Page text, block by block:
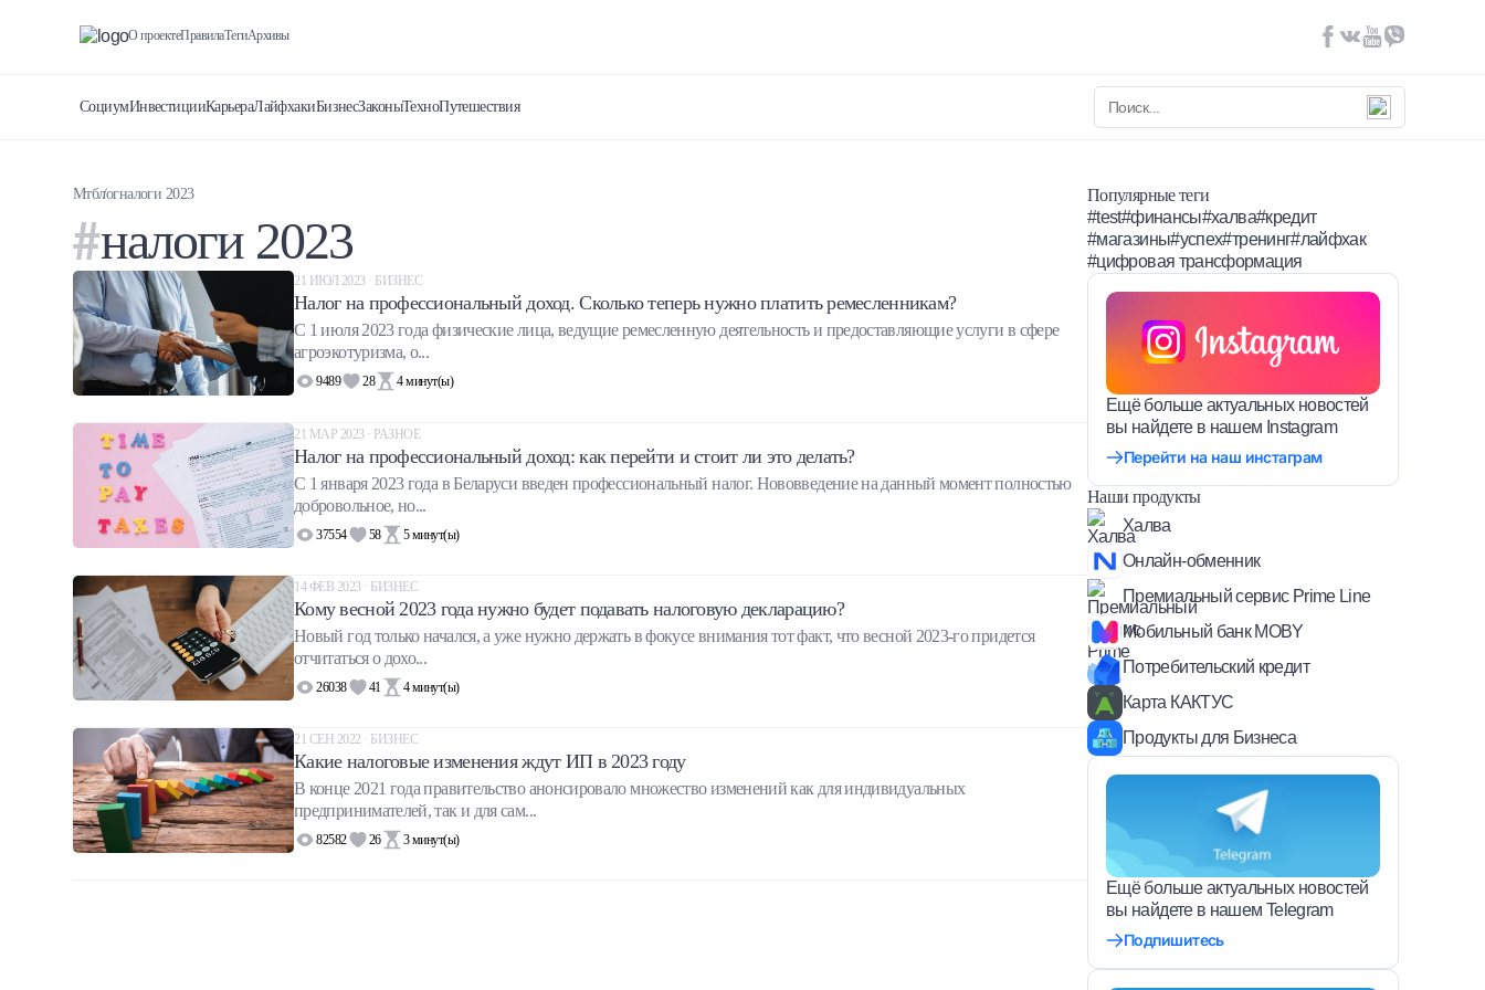
О проектеПравилаТегиАрхивы
СоциумИнвестицииКарьераЛайфхакиБизнесЗаконыТехноПутешествия
Халва
Онлайн-обменник
Премиальный сервис Prime Line
Мобильный банк MOBY
Потребительский кредит
Карта КАКТУС
Продукты для Бизнеса
Мтблогналоги 2023
налоги 2023
21 ИЮЛ 2023 · БИЗНЕС
Налог на профессиональный доход. Сколько теперь нужно платить ремесленникам?
С 1 июля 2023 года физические лица, ведущие ремесленную деятельность и предоставляющие услуги в сфере
агроэкотуризма, о...
9489 28 4минут(ы)
21 МАР 2023 · РАЗНОЕ
Налог на профессиональный доход: как перейти и стоит ли это делать?
С 1 января 2023 года в Беларуси введен профессиональный налог. Нововведение на данный момент полностью
добровольное, но...
37554 58 5 минут(ы)
14 ФЕВ 2023 · БИЗНЕС
Кому весной 2023 года нужно будет подавать налоговую декларацию?
Новый год только начался, а уже нужно держать в фокусе внимания тот факт, что весной 2023-го придется
отчитаться о дохо...
26038 41 4 минут(ы)
21 СЕН 2022 · БИЗНЕС
Какие налоговые изменения ждут ИП в 2023 году
В конце 2021 года правительство анонсировало множество изменений как для индивидуальных
предпринимателей, так и для сам...
82582 26 3 минут(ы)
Популярные теги
#test#финансы#халва#кредит
#магазины#успех#тренинг#лайфхак
#цифровая трансформация
Ещё больше актуальных новостей
вы найдете в нашем Instagram
Перейти на наш инстаграм
Наши продукты
Халва
Онлайн-обменник
Премиальный сервис Prime Line
Мобильный банк MOBY
Потребительский кредит
Карта КАКТУС
Продукты для Бизнеса
Ещё больше актуальных новостей
вы найдете в нашем Telegram
Подпишитесь